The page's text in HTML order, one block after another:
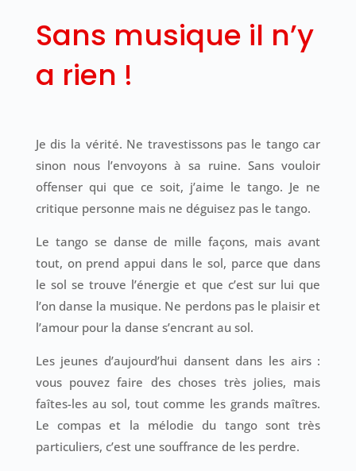
Sans musique il n’y
a rien !
Je dis la vérité. Ne travestissons pas le tango car
sinon nous l’envoyons à sa ruine. Sans vouloir
offenser qui que ce soit, j’aime le tango. Je ne
critique personne mais ne déguisez pas le tango.
Le tango se danse de mille façons, mais avant
tout, on prend appui dans le sol, parce que dans
le sol se trouve l’énergie et que c’est sur lui que
l’on danse la musique. Ne perdons pas le plaisir et
l’amour pour la danse s’encrant au sol.
Les jeunes d’aujourd’hui dansent dans les airs :
vous pouvez faire des choses très jolies, mais
faîtes-les au sol, tout comme les grands maîtres.
Le compas et la mélodie du tango sont très
particuliers, c’est une souffrance de les perdre.